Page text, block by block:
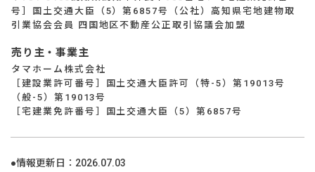
号］国土交通大臣（5）第6857号（公社）高知県宅地建物取
引業協会会員 四国地区不動産公正取引協議会加盟
売り主・事業主
タマホーム株式会社
［建設業許可番号］国土交通大臣許可（特-5）第19013号
（般-5）第19013号
［宅建業免許番号］国土交通大臣（5）第6857号
●情報更新日： 2026.07.03